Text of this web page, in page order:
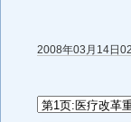
2008年03月14日